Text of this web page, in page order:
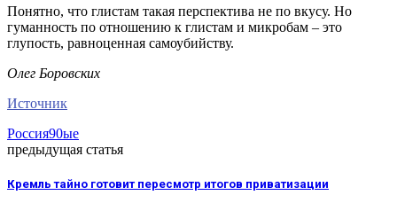
Понятно, что глистам такая перспектива не по вкусу. Но
гуманность по отношению к глистам и микробам – это
глупость, равноценная самоубийству.
Олег Боровских
Источник
Россия90ые
предыдущая статья
Кремль тайно готовит пересмотр итогов приватизации